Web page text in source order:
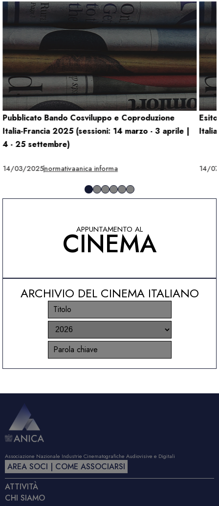
Pubblicato Bando Cosviluppo e Coproduzione
Italia-Francia 2025 (sessioni: 14 marzo - 3 aprile |
4 - 25 settembre)
14/03/2025normativaanica informa 14/
APPUNTAMENTO AL
CINEMA
ARCHIVIO DEL CINEMA ITALIANO
Associazione Nazionale Industrie Cinematografiche Audiovisive e Digitali
AREA SOCI | COME ASSOCIARSI
ATTIVITÀ
CHI SIAMO